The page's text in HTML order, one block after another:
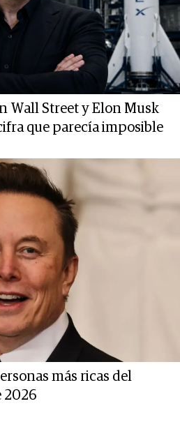
Wall Street y Elon Musk
que parecía imposible
más ricas del
2026